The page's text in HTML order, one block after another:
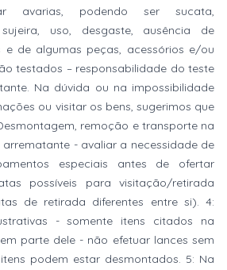
avarias, podendo ser sucata,
uso, desgaste, ausência de
e de algumas peças, acessórios e/ou
testados – responsabilidade do teste
Na dúvida ou na impossibilidade
ou visitar os bens, sugerimos que
remoção e transporte na
- avaliar a necessidade de
especiais antes de ofertar
possíveis para visitação/retirada
de retirada diferentes entre si). 4:
- somente itens citados na
parte dele - não efetuar lances sem
podem estar desmontados. 5: Na